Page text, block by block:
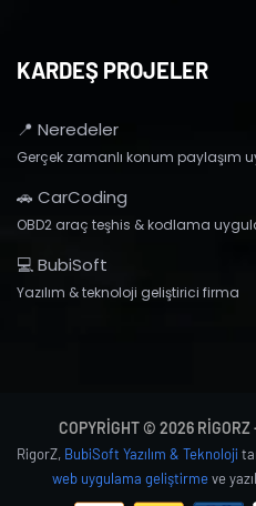
KARDEŞ PROJELER
📍 Neredeler
Gerçek zamanlı konum paylaşım
🚗 CarCoding
OBD2 araç teşhis & kodlama
💻 BubiSoft
Yazılım & teknoloji geliştirici firma
COPYRIGHT © 2026
RigorZ, BubiSoft Yazılım & Teknoloji
web uygulama geliştirmeve